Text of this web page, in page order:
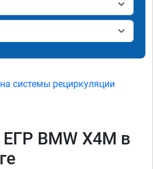
системы рециркуляции
BMW X4M в